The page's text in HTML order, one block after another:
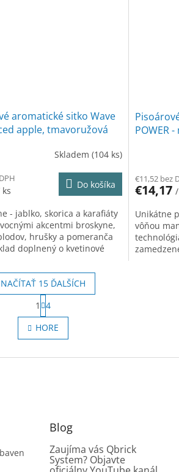
aromatické sitko Wave
apple, tmavoružová
Skladem (104 ks)
Do košíka
- jablko, skorica a karafiáty
akcentmi broskyne,
hrušky a pomeranča
doplnený o kvetinové
POWER
€11,52 bez
€14,17
Unikátne
vôňou
O
v
l
d
NAČÍTAŤ 15 ĎALŠÍCH
S
t
r
á
n
o
1
4
HORE
Blog
Zaujíma vás Qbrick
System? Objavte